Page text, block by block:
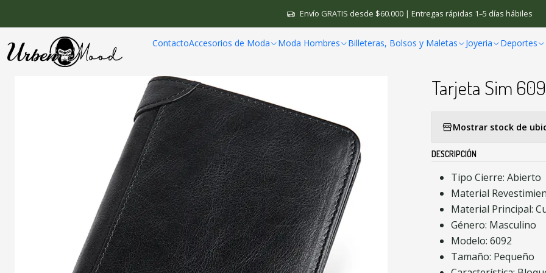
ContactoAccesorios de Moda Moda Hombres Billeteras, Bolsos y Maletas Joyeria Deportes
Envío GRATIS desde $60.000 | Entregas rápidas 1–5 días hábiles
Billeteras, Bolsos y Maletas Bolsos Hombre Billetera Cuero Hombre Bloqueo RFID
Billetera
Tarjeta Sim
Mostrar stock de
DESCRIPCIÓN
Tipo Cierre: Abierto
Material
Material Principal:
Género: Masculino
Modelo: 6092
Tamaño: Pequeño